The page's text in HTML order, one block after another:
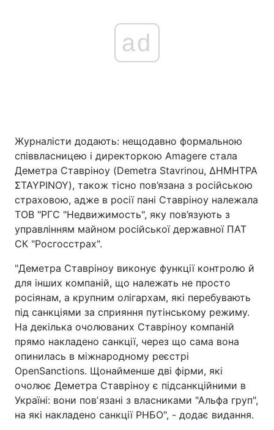
ad
Журналісти додають: нещодавно формальною
співвласницею і директоркою Amagere стала
Деметра Ставріноу (Demetra Stavrinou, ΔΗΜΗΤΡΑ
ΣΤΑΥΡΙΝΟΥ), також тісно пов’язана з російською
страховою, адже в росії пані Ставріноу належала
ТОВ "РГС "Недвижимость", яку пов’язують з
управлінням майном російської державної ПАТ
СК "Росгосстрах".
"Деметра Ставріноу виконує функції контролю й
для інших компаній, що належать не просто
росіянам, а крупним олігархам, які перебувають
під санкціями за сприяння путінському режиму.
На декілька очолюваних Ставріноу компаній
прямо накладено санкції, через що сама вона
опинилась в міжнародному реєстрі
OpenSanctions. Щонайменше дві фірми, які
очолює Деметра Ставріноу є підсанкційними в
Україні: вони повʼязані з власниками "Альфа груп",
на які накладено санкції РНБО", - додає видання.